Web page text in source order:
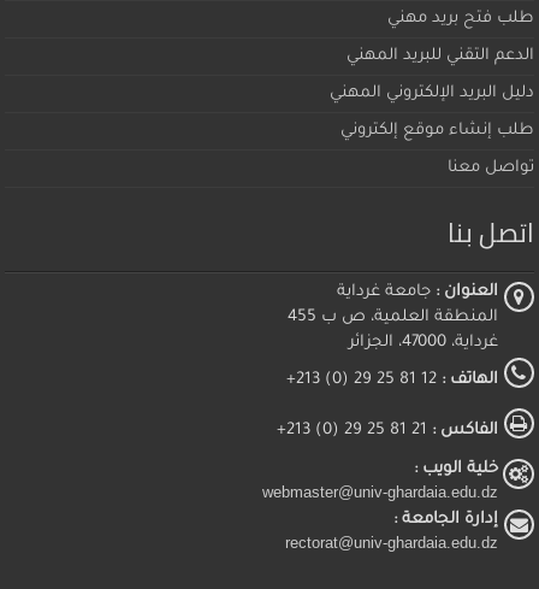
طلب فتح بريد مهني
الدعم التقني للبريد المهني
دليل البريد الإلكتروني المهني
طلب إنشاء موقع إلكتروني
تواصل معنا
اتصل بنا
العنوان : جامعة غرداية
المنطقة العلمية، ص ب 455
غرداية، 47000، الجزائر
الهاتف : 12 81 25 29 (0) 213+
الفاكس :
خلية الويب :
webmaster@univ-ghardaia.edu.dz
إدارة الجامعة :
rectorat@univ-ghardaia.edu.dz